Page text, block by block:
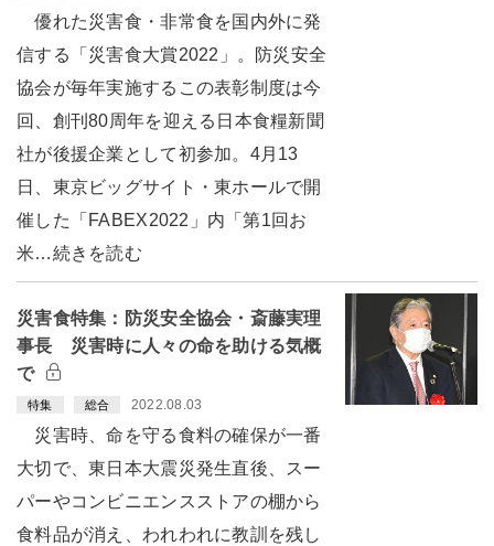
優れた災害食・非常食を国内外に発
信する「災害食大賞2022」。防災安全
協会が毎年実施するこの表彰制度は今
回、創刊80周年を迎える日本食糧新聞
社が後援企業として初参加。4月13
日、東京ビッグサイト・東ホールで開
催した「FABEX2022」内「第1回お
米…続きを読む
災害食特集：防災安全協会・斎藤実理
事長 災害時に人々の命を助ける気概
で
特集 総合 2022.08.03
災害時、命を守る食料の確保が一番
大切で、東日本大震災発生直後、スー
パーやコンビニエンスストアの棚から
食料品が消え、われわれに教訓を残し